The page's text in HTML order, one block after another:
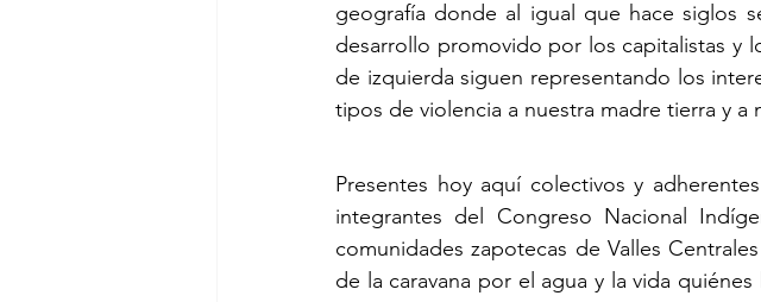
geografía donde al igual que hace siglos
desarrollo promovido por los capitalistas y
de izquierda siguen representando los
tipos de violencia a nuestra madre tierra y a
Presentes hoy aquí colectivos y
integrantes del Congreso Nacional
comunidades zapotecas de Valles
de la caravana por el agua y la vida